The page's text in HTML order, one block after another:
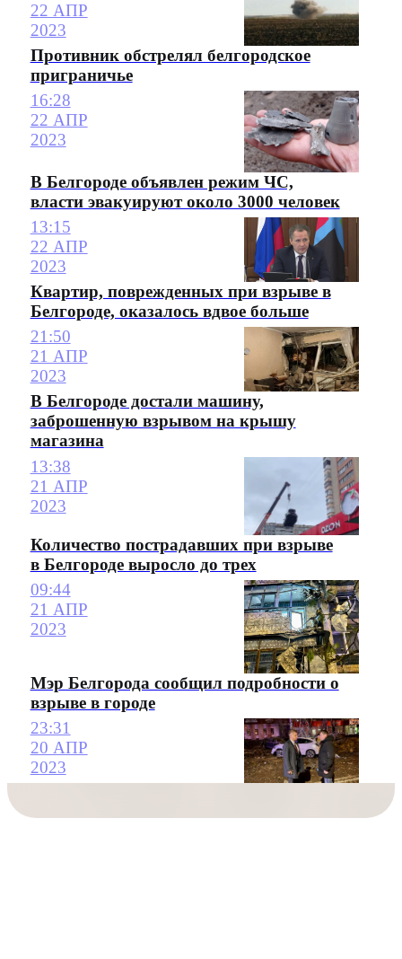
22 АПР
2023
Противник обстрелял белгородское
приграничье
16:28
22 АПР
2023
В Белгороде объявлен режим ЧС,
власти эвакуируют около 3000 человек
13:15
22 АПР
2023
Квартир, поврежденных при взрыве в
Белгороде, оказалось вдвое больше
21:50
21 АПР
2023
В Белгороде достали машину,
заброшенную взрывом на крышу
магазина
13:38
21 АПР
2023
Количество пострадавших при взрыве
в Белгороде выросло до трех
09:44
21 АПР
2023
Мэр Белгорода сообщил подробности о
взрыве в городе
23:31
20 АПР
2023